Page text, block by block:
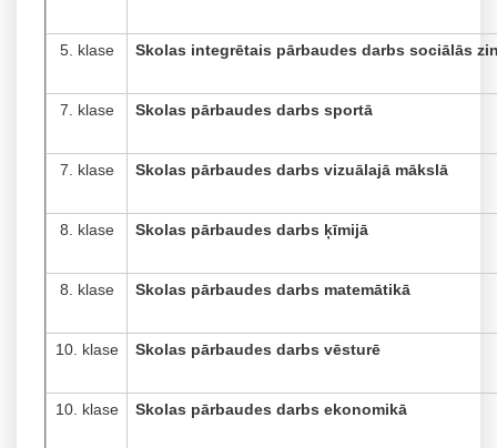
5. klase Skolas integrētais pārbaudes darbs sociālās
7. klase Skolas pārbaudes darbs sportā
7. klase Skolas pārbaudes darbs vizuālajā mākslā
8. klase Skolas pārbaudes darbs ķīmijā
8. klase Skolas pārbaudes darbs matemātikā
10. klase Skolas pārbaudes darbs vēsturē
10. klase Skolas pārbaudes darbs ekonomikā